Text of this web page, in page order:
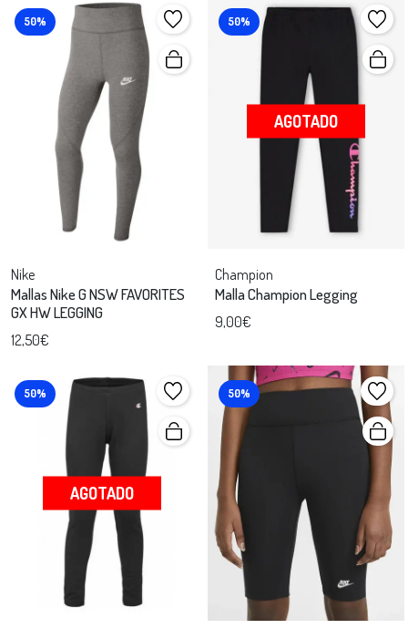
50%
Nike
Mallas Nike G NSW FAVORITES
GX HW LEGGING
12,50€
50%
AGOTADO
Champion
Malla Champion Legging
9,00€
50%
AGOTADO
50%